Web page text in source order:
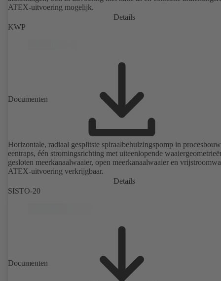
ATEX-uitvoering mogelijk.
Details
KWP
Documenten
Horizontale, radiaal gesplitste spiraalbehuizingspomp in
eentraps, één stromingsrichting met uiteenlopende
gesloten meerkanaalwaaier, open meerkanaalwaaier en
ATEX-uitvoering verkrijgbaar.
Details
SISTO-20
Documenten